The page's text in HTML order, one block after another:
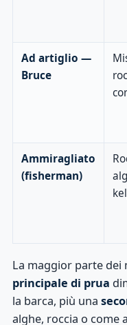
Ad artiglio —
Bruce
Ammiragliato
(fisherman)
La maggior parte
principale di prua
la barca, più una
alghe, roccia o come